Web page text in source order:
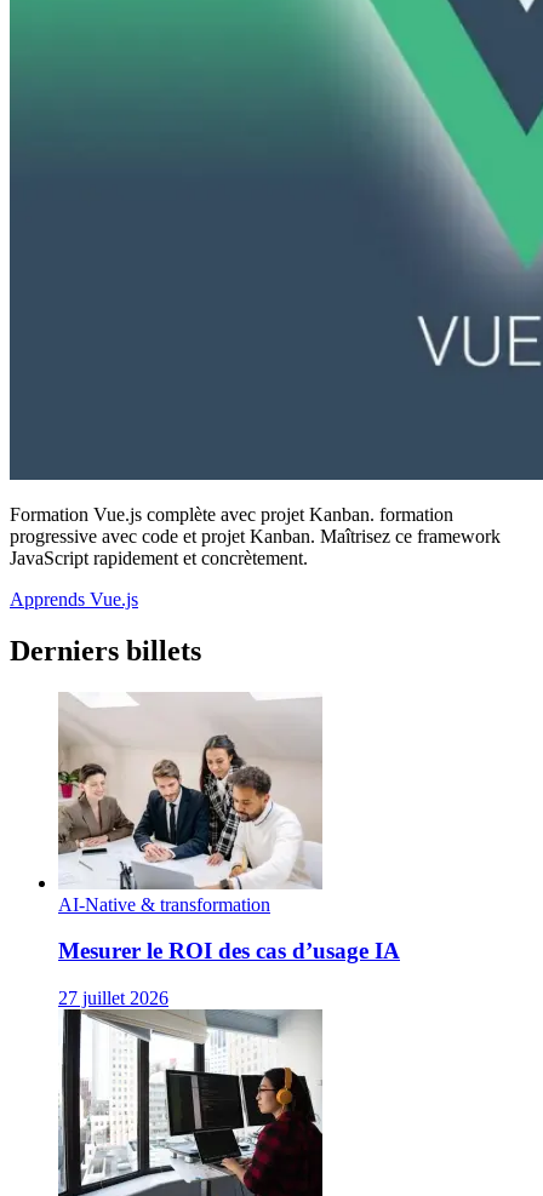
Formation Vue.js complète avec projet Kanban. formation
progressive avec code et projet Kanban. Maîtrisez ce framework
JavaScript rapidement et concrètement.
Apprends Vue.js
Derniers billets
AI-Native & transformation
Mesurer le ROI des cas d’usage IA
27 juillet 2026